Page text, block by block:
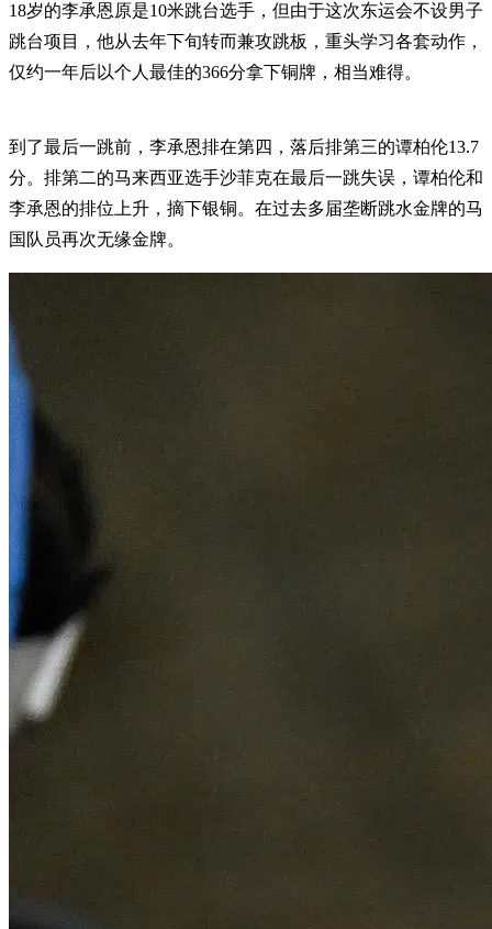
18岁的李承恩原是10米跳台选手，但由于这次东运会不设男子
跳台项目，他从去年下旬转而兼攻跳板，重头学习各套动作，
仅约一年后以个人最佳的366分拿下铜牌，相当难得。
到了最后一跳前，李承恩排在第四，落后排第三的谭柏伦13.7
分。排第二的马来西亚选手沙菲克在最后一跳失误，谭柏伦和
李承恩的排位上升，摘下银铜。在过去多届垄断跳水金牌的马
国队员再次无缘金牌。